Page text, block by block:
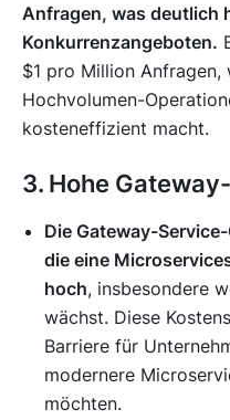
Anfragen, was deutlich
Konkurrenzangeboten.
$1 pro Million Anfragen,
Hochvolumen-
kosteneffizient macht.
3. Hohe
Die Gateway-
die eine
hoch, insbesondere
wächst. Diese
Barriere für
modernere
möchten.